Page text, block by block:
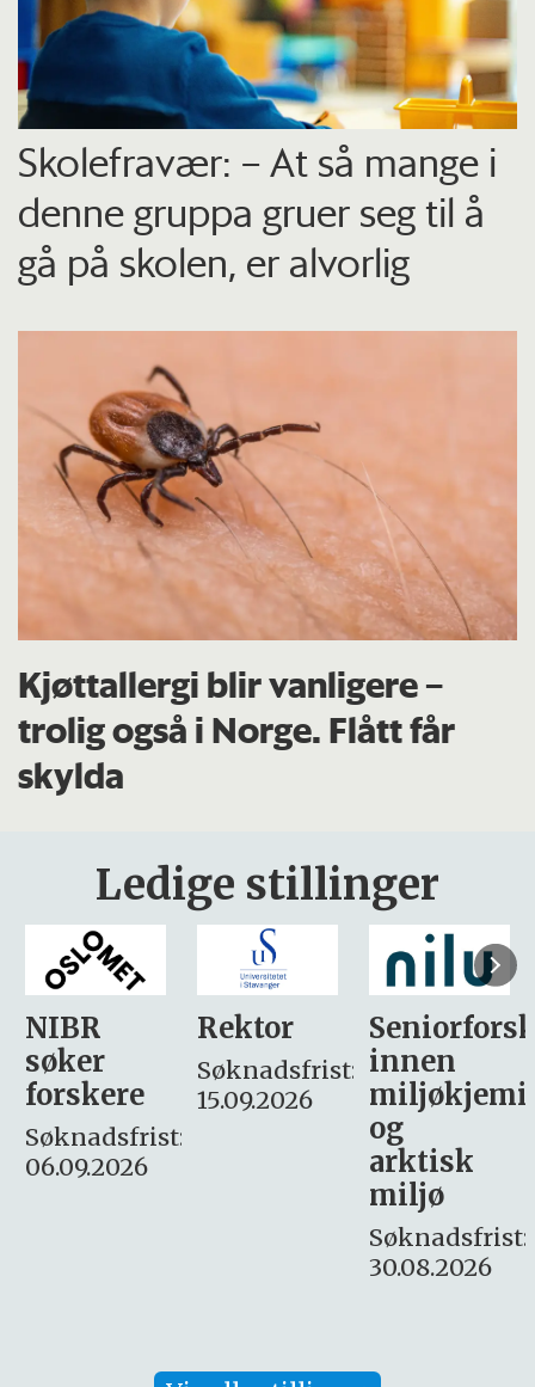
Skolefravær: – At så mange i
denne gruppa gruer seg til å
gå på skolen, er alvorlig
Kjøttallergi blir vanligere –
trolig også i Norge. Flått får
skylda
Ledige stillinger
Rektor
Søknadsfrist:
15.09.2026
Seniorforsker
innen
miljøkjemi
søker
– fast
Søknadsfrist:
16. august.